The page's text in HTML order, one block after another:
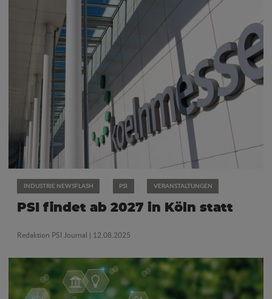
INDUSTRIE NEWSFLASH PSI VERANSTALTUNGEN
PSI findet ab 2027 in Köln statt
Redaktion PSI Journal | 12.08.2025